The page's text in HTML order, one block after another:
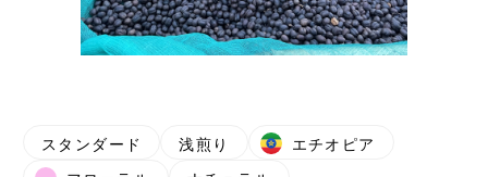
スタンダード 浅煎り
エチオピア